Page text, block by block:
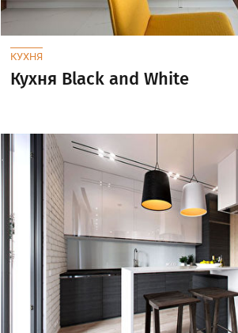
КУХНЯ
Кухня Black and White